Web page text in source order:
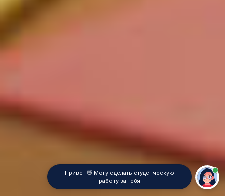
Привет 👋 Могу сделать студенческую
работу за тебя